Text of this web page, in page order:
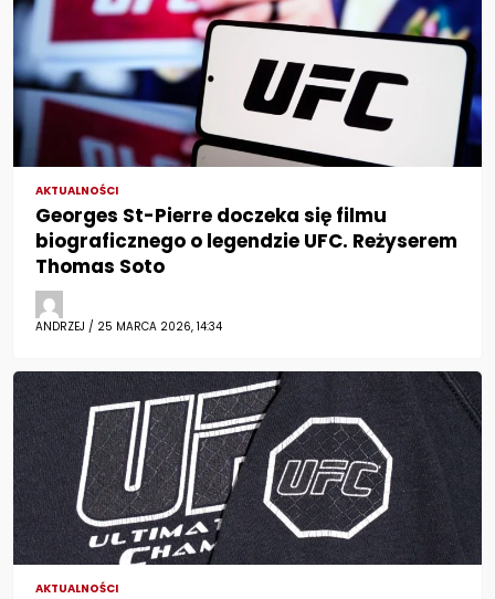
AKTUALNOŚCI
Georges St-Pierre doczeka się filmu
biograficznego o legendzie UFC. Reżyserem
Thomas Soto
ANDRZEJ / 25 MARCA 2026, 14:34
AKTUALNOŚCI